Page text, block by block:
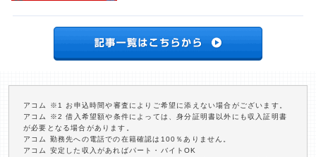
アコム ※1 お申込時間や審査によりご希望に添えない場合がございます。
アコム ※2 借入希望額や条件によっては、身分証明書以外にも収入証明書
が必要となる場合があります。
アコム 勤務先への電話での在籍確認は100％ありません。
アコム 安定した収入があればパート・バイトOK